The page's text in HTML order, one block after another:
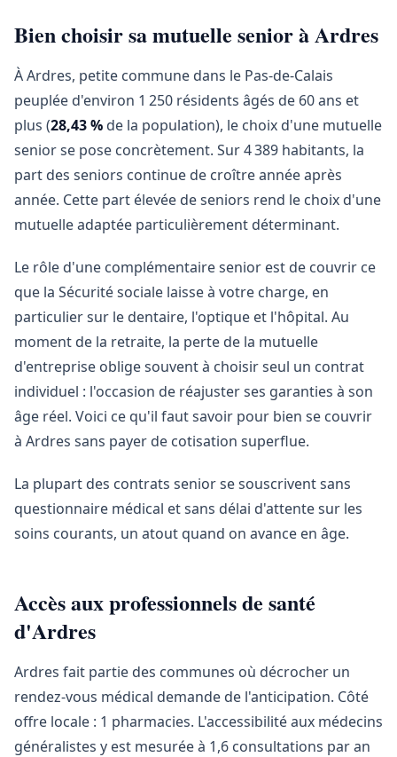
Bien choisir sa mutuelle senior à Ardres
À Ardres, petite commune dans le Pas-de-Calais
peuplée d'environ 1 250 résidents âgés de 60 ans et
plus (28,43 % de la population), le choix d'une mutuelle
senior se pose concrètement. Sur 4 389 habitants, la
part des seniors continue de croître année après
année. Cette part élevée de seniors rend le choix d'une
mutuelle adaptée particulièrement déterminant.
Le rôle d'une complémentaire senior est de couvrir ce
que la Sécurité sociale laisse à votre charge, en
particulier sur le dentaire, l'optique et l'hôpital. Au
moment de la retraite, la perte de la mutuelle
d'entreprise oblige souvent à choisir seul un contrat
individuel : l'occasion de réajuster ses garanties à son
âge réel. Voici ce qu'il faut savoir pour bien se couvrir
à Ardres sans payer de cotisation superflue.
La plupart des contrats senior se souscrivent sans
questionnaire médical et sans délai d'attente sur les
soins courants, un atout quand on avance en âge.
Accès aux professionnels de santé
d'Ardres
Ardres fait partie des communes où décrocher un
rendez-vous médical demande de l'anticipation. Côté
offre locale : 1 pharmacies. L'accessibilité aux médecins
généralistes y est mesurée à 1,6 consultations par an